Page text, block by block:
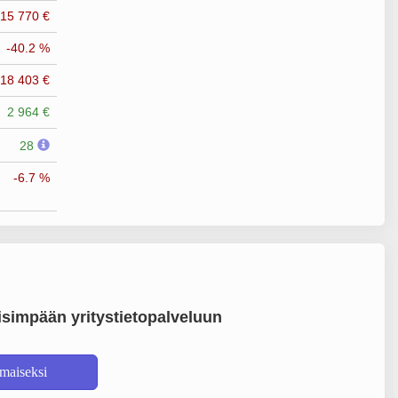
770 €
-40.2 %
403 €
2 964 €
28
-6.7 %
yritystietopalveluun